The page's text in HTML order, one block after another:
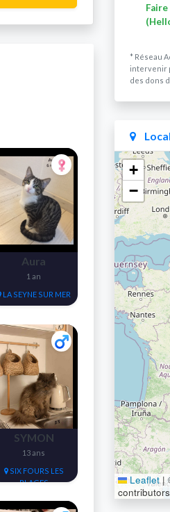
Aura
1 an
LA SEYNE SUR MER
SYMON
13 ans
SIX FOURS LES
PLAGES
* Réseau
intervenir
des dons
+
−
Leaflet |
contributors